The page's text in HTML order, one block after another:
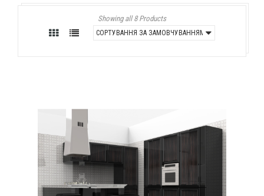
Showing all 8 Products